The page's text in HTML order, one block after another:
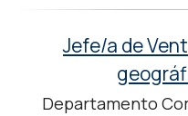
Jefe/a de
Departamento